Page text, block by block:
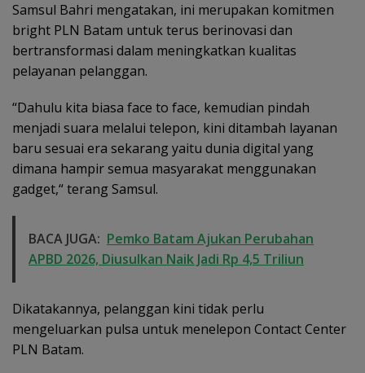
Samsul Bahri mengatakan, ini merupakan komitmen
bright PLN Batam untuk terus berinovasi dan
bertransformasi dalam meningkatkan kualitas
pelayanan pelanggan.
“Dahulu kita biasa face to face, kemudian pindah
menjadi suara melalui telepon, kini ditambah layanan
baru sesuai era sekarang yaitu dunia digital yang
dimana hampir semua masyarakat menggunakan
gadget,“ terang Samsul.
BACA JUGA: Pemko Batam Ajukan Perubahan
APBD 2026, Diusulkan Naik Jadi Rp 4,5 Triliun
Dikatakannya, pelanggan kini tidak perlu
mengeluarkan pulsa untuk menelepon Contact Center
PLN Batam.